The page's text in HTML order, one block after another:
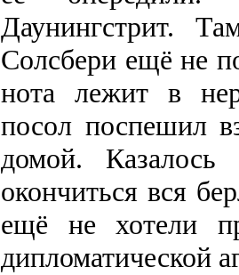
Даунингстрит.
Солсбери ещё не
нота лежит в
посол поспешил
домой.
окончиться вся
ещё не хотели
дипломатической